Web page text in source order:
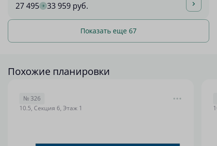
27 495 33 959 руб.
Показать еще 67
Похожие планировки
№ 326
10.5, Секция 6, Этаж 1